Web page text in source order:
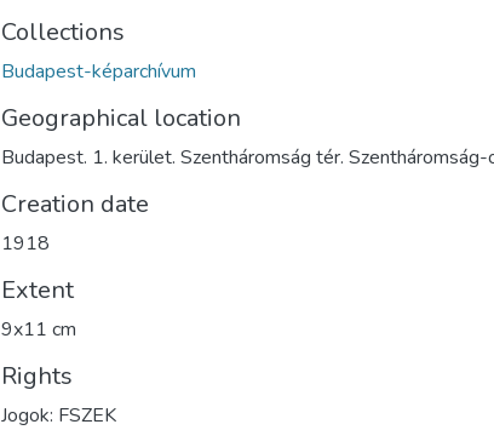
Collections
Budapest-képarchívum
Geographical location
Budapest. 1. kerület. Szentháromság tér. Szentháromság-
Creation date
1918
Extent
9x11 cm
Rights
Jogok: FSZEK